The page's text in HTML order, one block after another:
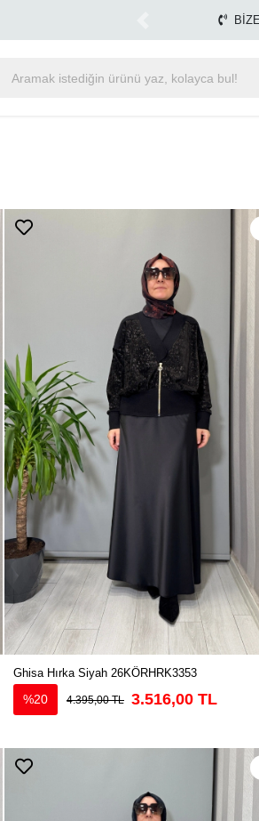
1500
Ghisa Hırka Siyah 26KÖRHRK3353
%20 4.395,00 TL 3.516,00 TL